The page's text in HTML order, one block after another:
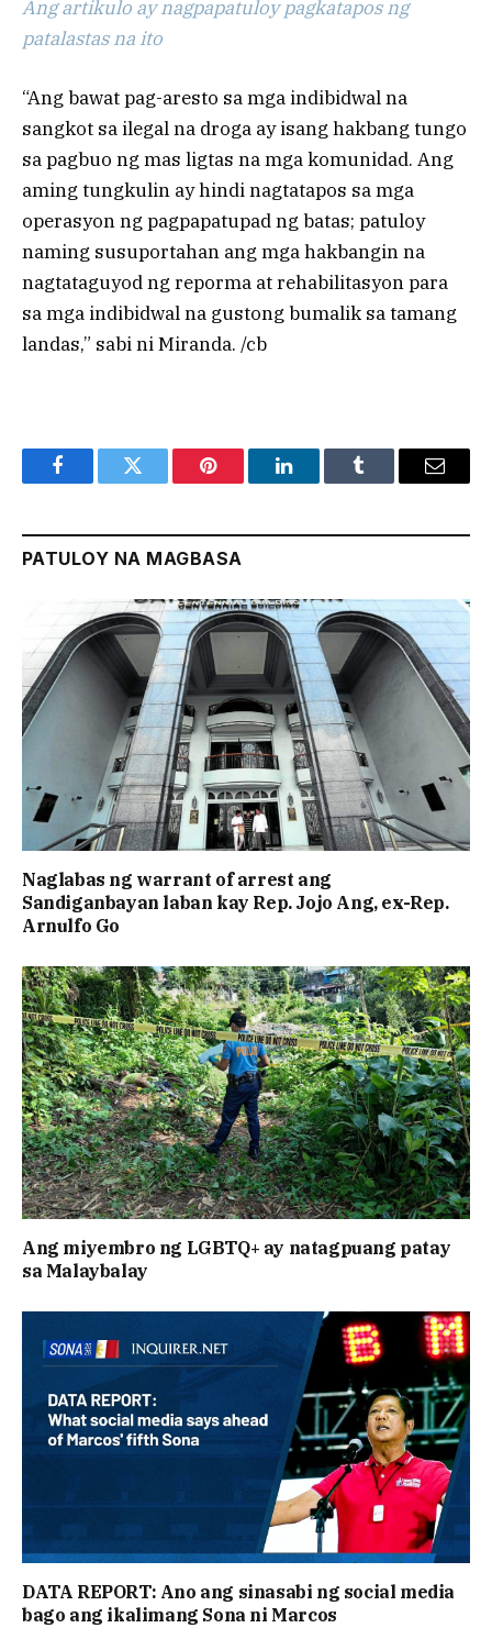
Ang artikulo ay nagpapatuloy pagkatapos ng
patalastas na ito
“Ang bawat pag-aresto sa mga indibidwal na
sangkot sa ilegal na droga ay isang hakbang tungo
sa pagbuo ng mas ligtas na mga komunidad. Ang
aming tungkulin ay hindi nagtatapos sa mga
operasyon ng pagpapatupad ng batas; patuloy
naming susuportahan ang mga hakbangin na
nagtataguyod ng reporma at rehabilitasyon para
sa mga indibidwal na gustong bumalik sa tamang
landas,” sabi ni Miranda. /cb
FacebookTwitter Pinterest LinkedInTumblr Email
PATULOY NA MAGBASA
Naglabas ng warrant of arrest ang
Sandiganbayan laban kay Rep. Jojo Ang, ex-Rep.
Arnulfo Go
Ang miyembro ng LGBTQ+ ay natagpuang patay
sa Malaybalay
DATA REPORT: Ano ang sinasabi ng social media
bago ang ikalimang Sona ni Marcos